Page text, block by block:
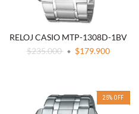
RELOJ CASIO MTP-1308D-1BV
$235.000
$179.900
25% OFF